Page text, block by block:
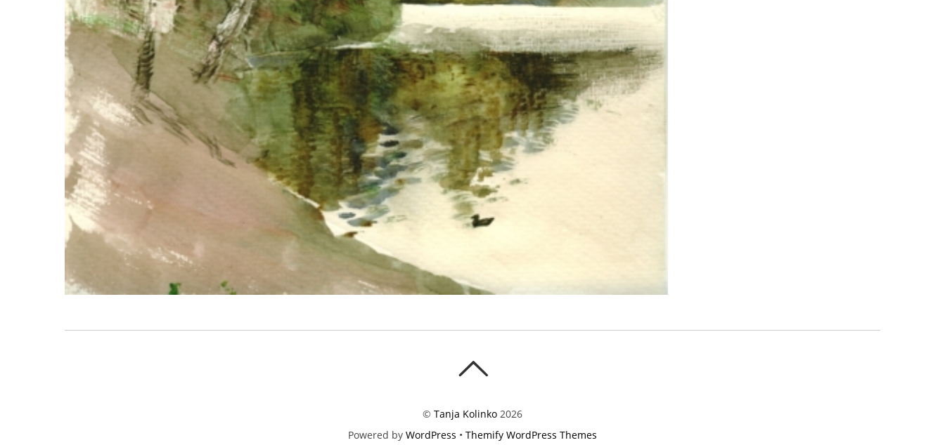
© Tanja Kolinko 2026
Powered by WordPress • Themify WordPress Themes